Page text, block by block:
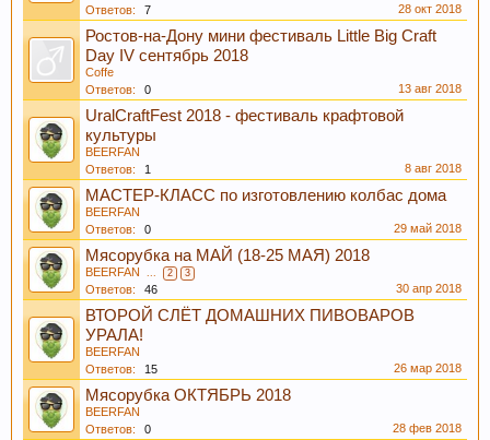
При приеме пива у мужчин выделяется гормон
дофамин, отвечающий за чувство
удовлетворения. При этом удовольствие
вызывает только вкус пива, независимо от того,
любит ли мужчина напитки этой марки, и даже
при отсутствии алкоголя.
Ответов:
7 28 окт 2018
Ростов-на-Дону мини фестиваль Little Big Craft
Day IV сентябрь 2018
Coffe
Ответов:
0 13 авг 2018
UralCraftFest 2018 - фестиваль крафтовой
культуры
BEERFAN
Ответов:
1 8 авг 2018
МАСТЕР-КЛАСС по изготовлению колбас дома
BEERFAN
Ответов:
0 29 май 2018
Мясорубка на МАЙ (18-25 МАЯ) 2018
BEERFAN ... 2 3
Ответов: 46 30 апр 2018
ВТОРОЙ СЛЁТ ДОМАШНИХ ПИВОВАРОВ
УРАЛА!
BEERFAN
Ответов:
15 26 мар 2018
Мясорубка ОКТЯБРЬ 2018
BEERFAN
Ответов:
0 28 фев 2018